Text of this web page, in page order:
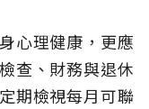
心理健康，更應
查、財務與退休
期檢視每月可聯